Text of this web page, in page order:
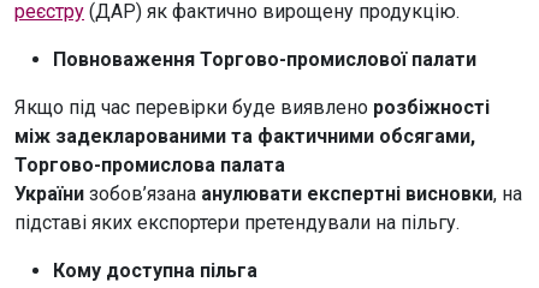
реєстру (ДАР) як фактично вирощену продукцію.
Повноваження Торгово-промислової палати
Якщо під час перевірки буде виявлено розбіжності
між задекларованими та фактичними обсягами,
Торгово-промислова палата
України зобов’язана анулювати експертні висновки, на
підставі яких експортери претендували на пільгу.
Кому доступна пільга